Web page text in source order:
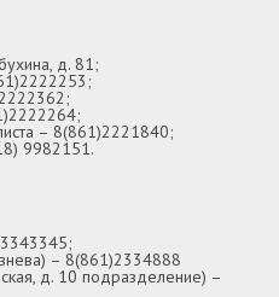
д. 81;
– 8(861)2221840;
9982151.
– 8(861)2334888
д. 10 подразделение) –